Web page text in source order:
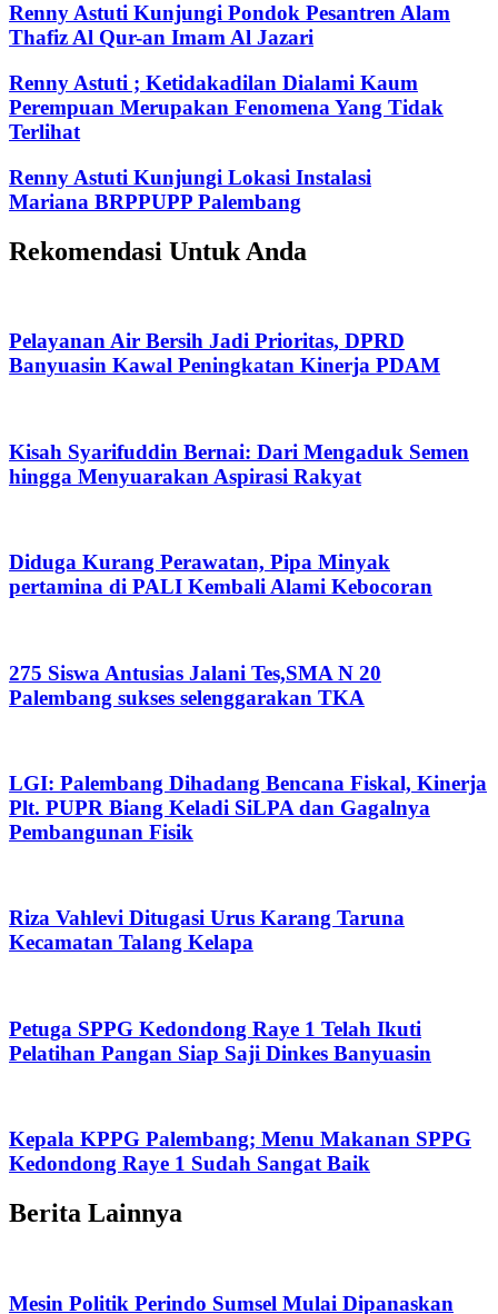
Renny Astuti Kunjungi Pondok Pesantren Alam
Thafiz Al Qur-an Imam Al Jazari
Renny Astuti ; Ketidakadilan Dialami Kaum
Perempuan Merupakan Fenomena Yang Tidak
Terlihat
Renny Astuti Kunjungi Lokasi Instalasi
Mariana BRPPUPP Palembang
Rekomendasi Untuk Anda
Pelayanan Air Bersih Jadi Prioritas, DPRD
Banyuasin Kawal Peningkatan Kinerja PDAM
Kisah Syarifuddin Bernai: Dari Mengaduk Semen
hingga Menyuarakan Aspirasi Rakyat
Diduga Kurang Perawatan, Pipa Minyak
pertamina di PALI Kembali Alami Kebocoran
275 Siswa Antusias Jalani Tes,SMA N 20
Palembang sukses selenggarakan TKA
LGI: Palembang Dihadang Bencana Fiskal, Kinerja
Plt. PUPR Biang Keladi SiLPA dan Gagalnya
Pembangunan Fisik
Riza Vahlevi Ditugasi Urus Karang Taruna
Kecamatan Talang Kelapa
Petuga SPPG Kedondong Raye 1 Telah Ikuti
Pelatihan Pangan Siap Saji Dinkes Banyuasin
Kepala KPPG Palembang; Menu Makanan SPPG
Kedondong Raye 1 Sudah Sangat Baik
Berita Lainnya
Mesin Politik Perindo Sumsel Mulai Dipanaskan